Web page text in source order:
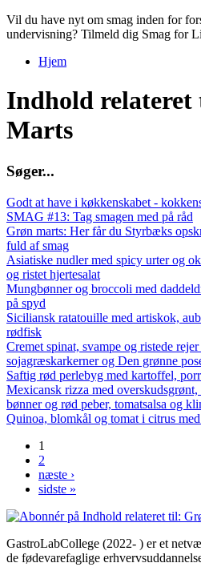
Vil du have nyt om smag inden for
undervisning? Tilmeld dig Smag for
Hjem
Indhold
Marts
Søger...
Godt at have i køkkenskabet -
SMAG #13: Tag smagen med på råd
Grøn marts: Her får du Styrbæks
fuld af smag
Asiatiske nudler med spicy urter og
og ristet hjertesalat
Mungbønner og broccoli med
på spyd
Siciliansk ratatouille med artiskok,
rødfisk
Cremet spinat, svampe og ristede
sojagræskarkerner og Den grønne
Saftig rød perlebyg med kartoffel,
Mexicansk rizza med
bønner og rød peber, tomatsalsa og
Quinoa, blomkål og tomat i citrus
Sider
1
2
næste ›
sidste »
GastroLabCollege (2022- ) er et
de fødevarefaglige